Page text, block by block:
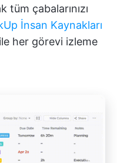
tüm çabalarınızı
İnsan Kaynakları
ile her görevi izleme